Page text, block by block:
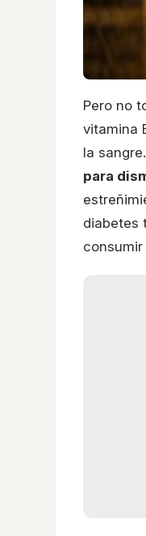
Pero no
vitamina
la sangre.
para
diabetes